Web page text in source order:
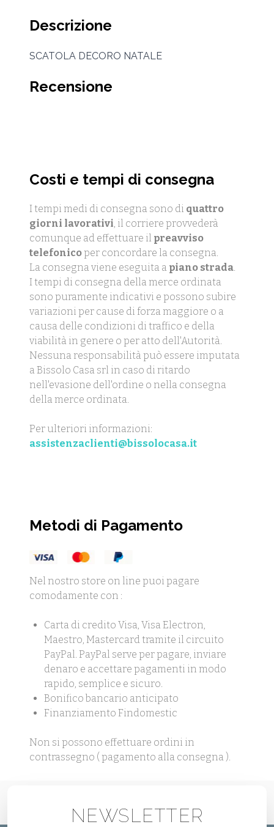
Descrizione
SCATOLA DECORO NATALE
Recensione
Costi e tempi di consegna
I tempi medi di consegna sono di quattro
giorni lavorativi, il corriere provvederà
comunque ad effettuare il preavviso
telefonicoper concordare la consegna.
La consegna viene eseguita a piano strada.
I tempi di consegna della merce ordinata
sono puramente indicativi e possono subire
variazioni per cause di forza maggiore o a
causa delle condizioni di traffico e della
viabilità in genere o per atto dell'Autorità.
Nessuna responsabilità può essere imputata
a Bissolo Casa srl in caso di ritardo
nell'evasione dell'ordine o nella consegna
della merce ordinata.
Per ulteriori informazioni:
assistenzaclienti@bissolocasa.it
Metodi di Pagamento
Nel nostro store on line puoi pagare
comodamente con :
Carta di credito Visa, Visa Electron,
Maestro, Mastercard tramite il circuito
PayPal. PayPal serve per pagare, inviare
denaro e accettare pagamenti in modo
rapido, semplice e sicuro.
Bonifico bancario anticipato
Finanziamento Findomestic
Non si possono effettuare ordini in
contrassegno ( pagamento alla consegna ).
NEWSLETTER